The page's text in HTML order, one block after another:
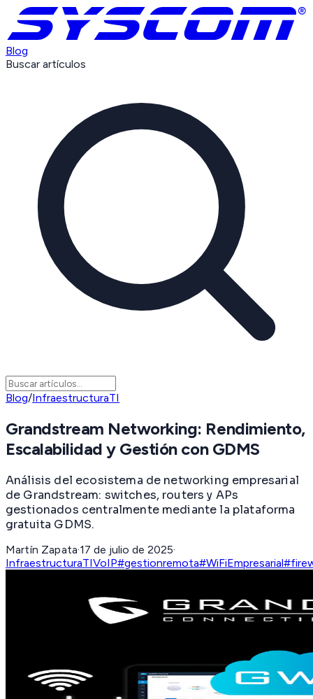
Blog
Buscar artículos
Blog/InfraestructuraTI
Grandstream Networking: Rendimiento,
Escalabilidad y Gestión con GDMS
Análisis del ecosistema de networking empresarial
de Grandstream: switches, routers y APs
gestionados centralmente mediante la plataforma
gratuita GDMS.
Martín Zapata·17 de julio de 2025·
InfraestructuraTIVoIP#gestionremota#WiFiEmpresarial